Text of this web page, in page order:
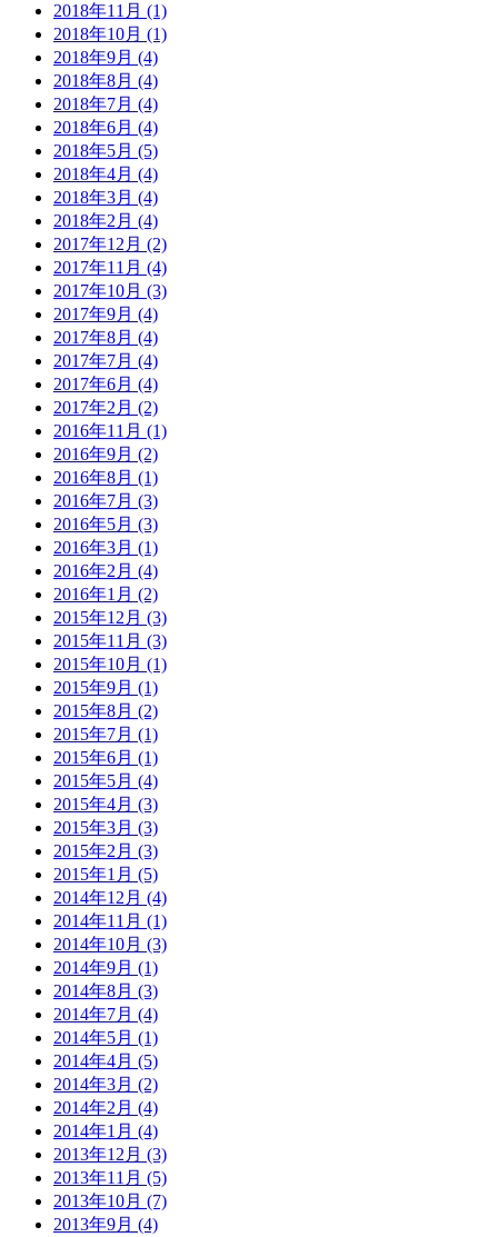
2018年11月 (1)
2018年10月 (1)
2018年9月 (4)
2018年8月 (4)
2018年7月 (4)
2018年6月 (4)
2018年5月 (5)
2018年4月 (4)
2018年3月 (4)
2018年2月 (4)
2017年12月 (2)
2017年11月 (4)
2017年10月 (3)
2017年9月 (4)
2017年8月 (4)
2017年7月 (4)
2017年6月 (4)
2017年2月 (2)
2016年11月 (1)
2016年9月 (2)
2016年8月 (1)
2016年7月 (3)
2016年5月 (3)
2016年3月 (1)
2016年2月 (4)
2016年1月 (2)
2015年12月 (3)
2015年11月 (3)
2015年10月 (1)
2015年9月 (1)
2015年8月 (2)
2015年7月 (1)
2015年6月 (1)
2015年5月 (4)
2015年4月 (3)
2015年3月 (3)
2015年2月 (3)
2015年1月 (5)
2014年12月 (4)
2014年11月 (1)
2014年10月 (3)
2014年9月 (1)
2014年8月 (3)
2014年7月 (4)
2014年5月 (1)
2014年4月 (5)
2014年3月 (2)
2014年2月 (4)
2014年1月 (4)
2013年12月 (3)
2013年11月 (5)
2013年10月 (7)
2013年9月 (4)